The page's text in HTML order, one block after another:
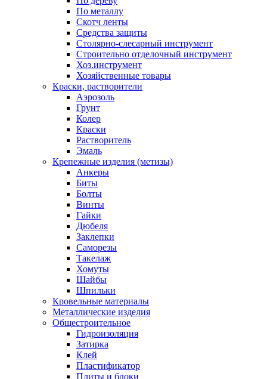
По металлу
Скотч ленты
Средства защиты
Столярно-слесарный инструмент
Строительно отделочный инструмент
Хоз.инструмент
Хозяйственные товары
Краски, растворители
Аэрозоль
Грунт
Колер
Краски
Растворитель
Эмаль
Крепежные изделия (метизы)
Анкеры
Биты
Болты
Винты
Гайки
Дюбеля
Заклепки
Саморезы
Такелаж
Хомуты
Шайбы
Шпильки
Кровельные материалы
Металлические изделия
Общестроительное
Гидроизоляция
Затирка
Клей
Пластификатор
Плиты и блоки